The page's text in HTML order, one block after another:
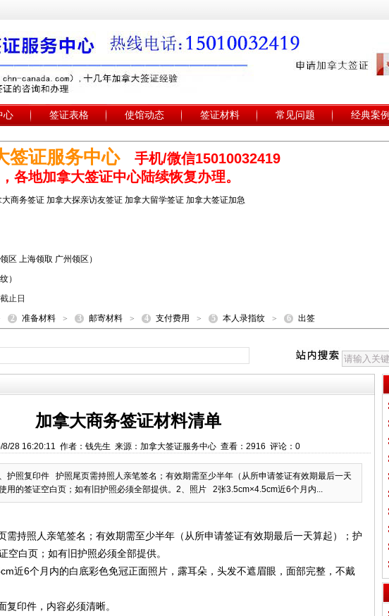
心 签证表格 使馆动态 签证材料 常见问题 经典案例
签证服务中心
手机/微信15010032419
各地加拿大签证中心陆续恢复办理。
商务签证 加拿大探亲访友签证 加拿大留学签证 加拿大签证加急
区 上海领取 广州领区）
）
止日
2 准备材料 > 3 邮寄材料 > 4 支付费用 > 5 本人录指纹 > 6 出签
加拿大商务签证材料清单
8/28 16:20:11 作者：钱先生 来源：加拿大签证服务中心 查看：2916 评论：0
护照复印件 护照尾页需持照人亲笔签名；有效期需至少半年（从所申请签证有效期最后一天
用的签证空白页；如有旧护照必须全部提供。2、照片 2张3.5cm×4.5cm近6个月内...
需持照人亲笔签名；有效期需至少半年（从所申请签证有效期最后一天算起）；护
空白页；如有旧护照必须全部提供。
近6个月内的白底彩色免冠正面照片，露耳朵，头发不遮眉眼，面部完整，不戴
复印件，内容必须清晰。